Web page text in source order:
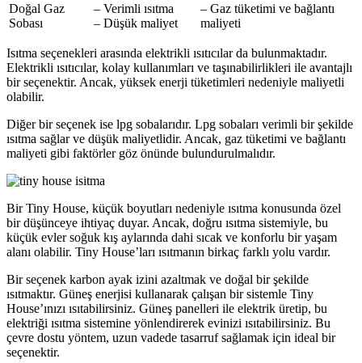
Doğal Gaz
Sobası
– Verimli ısıtma
– Düşük maliyet
– Gaz tüketimi ve bağlantı
maliyeti
Isıtma seçenekleri arasında elektrikli ısıtıcılar da bulunmaktadır.
Elektrikli ısıtıcılar, kolay kullanımları ve taşınabilirlikleri ile avantajlı
bir seçenektir. Ancak, yüksek enerji tüketimleri nedeniyle maliyetli
olabilir.
Diğer bir seçenek ise lpg sobalarıdır. Lpg sobaları verimli bir şekilde
ısıtma sağlar ve düşük maliyetlidir. Ancak, gaz tüketimi ve bağlantı
maliyeti gibi faktörler göz önünde bulundurulmalıdır.
Bir Tiny House, küçük boyutları nedeniyle ısıtma konusunda özel
bir düşünceye ihtiyaç duyar. Ancak, doğru ısıtma sistemiyle, bu
küçük evler soğuk kış aylarında dahi sıcak ve konforlu bir yaşam
alanı olabilir. Tiny House’ları ısıtmanın birkaç farklı yolu vardır.
Bir seçenek karbon ayak izini azaltmak ve doğal bir şekilde
ısıtmaktır. Güneş enerjisi kullanarak çalışan bir sistemle Tiny
House’ınızı ısıtabilirsiniz. Güneş panelleri ile elektrik üretip, bu
elektriği ısıtma sistemine yönlendirerek evinizi ısıtabilirsiniz. Bu
çevre dostu yöntem, uzun vadede tasarruf sağlamak için ideal bir
seçenektir.